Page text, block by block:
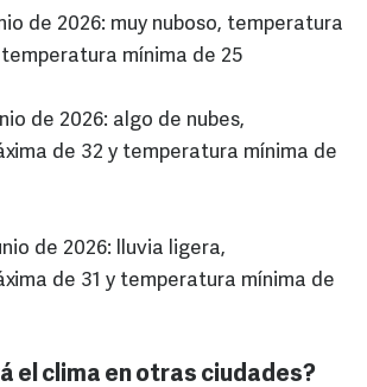
de 2026: muy nuboso, temperatura
mínima de 25
de 2026: algo de nubes,
de 32 y temperatura mínima de
de 2026: lluvia ligera,
de 31 y temperatura mínima de
el clima en otras ciudades?